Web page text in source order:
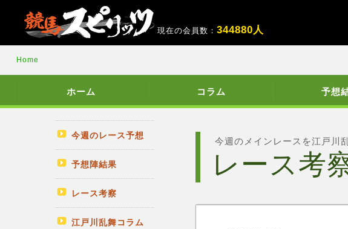
現在の会員数：344880人
Home
ホーム コラム 予想
今週のレース予想
予想陣結果
レース考察
江戸川乱舞コラム
今週のメインレースを江戸川
レース考